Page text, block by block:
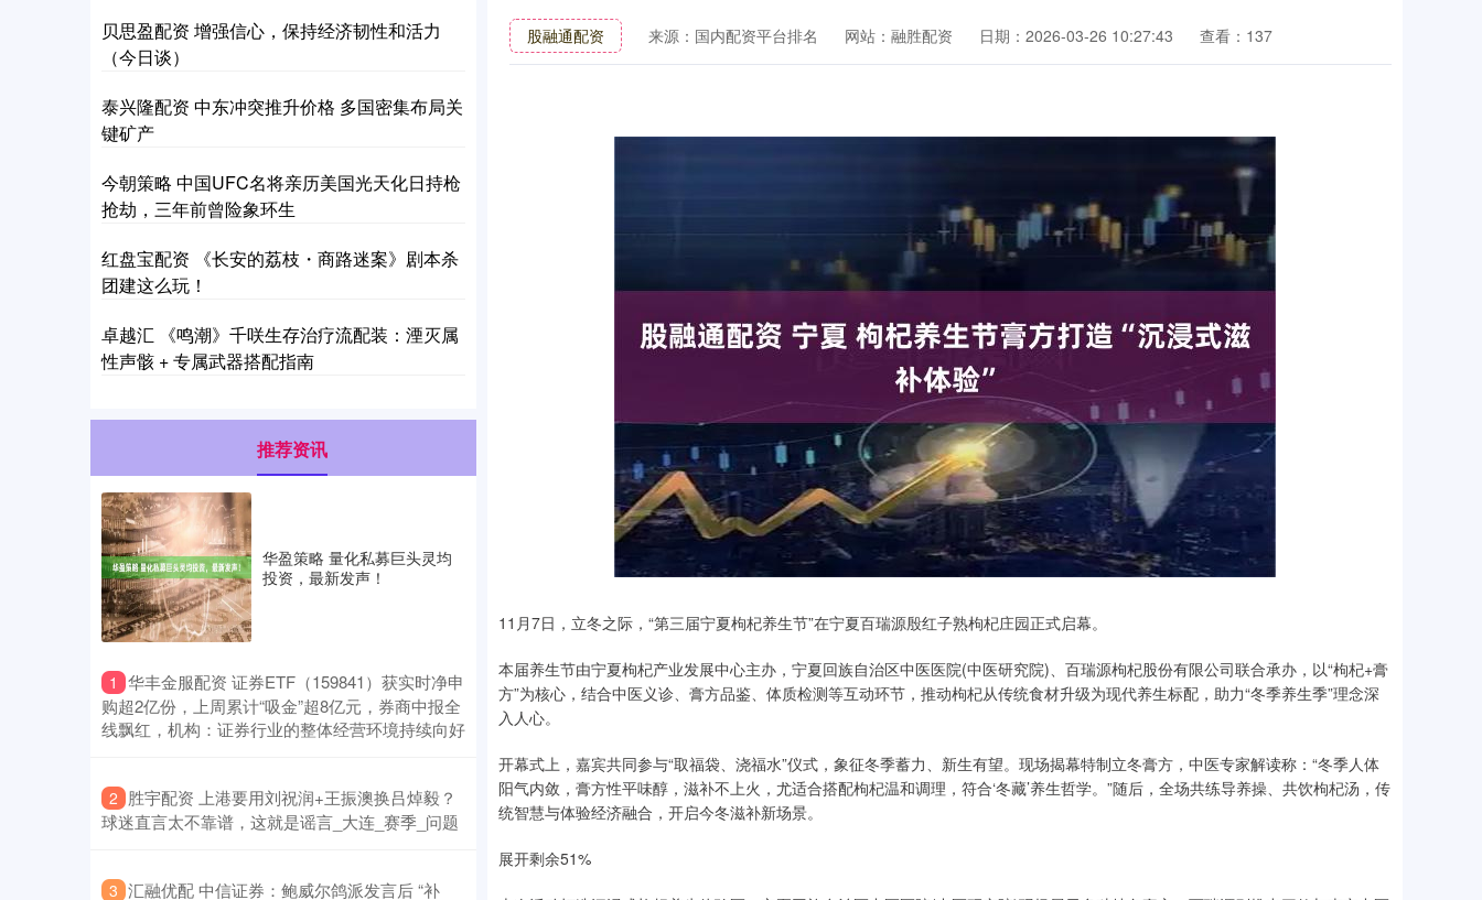
股融通配资 来源：国内配资平台排名 网站：融胜配资 日期：2026-03-26 10:27:43 查看：137
11月7日，立冬之际，“第三届宁夏枸杞养生节”在宁夏百瑞源殷红子熟枸杞庄园正式启幕。
本届养生节由宁夏枸杞产业发展中心主办，宁夏回族自治区中医医院(中医研究院)、百瑞源枸杞股份有限公司联合承办，以“枸杞+膏
方”为核心，结合中医义诊、膏方品鉴、体质检测等互动环节，推动枸杞从传统食材升级为现代养生标配，助力“冬季养生季”理念深
入人心。
开幕式上，嘉宾共同参与“取福袋、浇福水”仪式，象征冬季蓄力、新生有望。现场揭幕特制立冬膏方，中医专家解读称：“冬季人体
阳气内敛，膏方性平味醇，滋补不上火，尤适合搭配枸杞温和调理，符合‘冬藏’养生哲学。”随后，全场共练导养操、共饮枸杞汤，传
统智慧与体验经济融合，开启今冬滋补新场景。
展开剩余51%
贝思盈配资 增强信心，保持经济韧性和活力
（今日谈）
泰兴隆配资 中东冲突推升价格 多国密集布局关
键矿产
今朝策略 中国UFC名将亲历美国光天化日持枪
抢劫，三年前曾险象环生
红盘宝配资 《长安的荔枝・商路迷案》剧本杀
团建这么玩！
卓越汇 《鸣潮》千咲生存治疗流配装：湮灭属
性声骸 + 专属武器搭配指南
推荐资讯
华盈策略 量化私募巨头灵均
投资，最新发声！
1 ​华丰金服配资 证券ETF（159841）获实时净申
购超2亿份，上周累计“吸金”超8亿元，券商中报全
线飘红，机构：证券行业的整体经营环境持续向好
2 ​胜宇配资 上港要用刘祝润+王振澳换吕焯毅？
球迷直言太不靠谱，这就是谣言_大连_赛季_问题
3 ​汇融优配 中信证券：鲍威尔鸽派发言后 “补